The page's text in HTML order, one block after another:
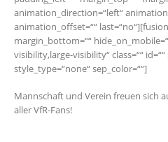
animation_direction=“left“
animation_offset=““
margin_bottom=““
visibility,large-visibility“ class=““
style_type=“none“ sep_color=““]
Mannschaft und Verein freuen sich
aller VfR-Fans!